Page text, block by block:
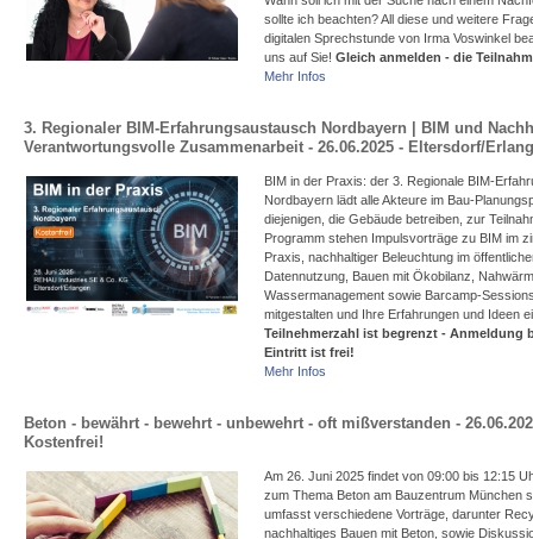
sollte ich beachten? All diese und weitere
digitalen Sprechstunde von Irma Voswinkel
uns auf Sie! Gleich anmelden - die
Mehr Infos
3. Regionaler BIM-Erfahrungsaustausch Nordbayern | BIM und
Verantwortungsvolle Zusammenarbeit - 26.06.2025 - Eltersdorf/
BIM in der Praxis: der 3. Regionale BIM-
Nordbayern lädt alle Akteure im Bau-
diejenigen, die Gebäude betreiben, zur
Programm stehen Impulsvorträge zu BIM im
Praxis, nachhaltiger Beleuchtung im
Datennutzung, Bauen mit Ökobilanz,
Wassermanagement sowie Barcamp-
mitgestalten und Ihre Erfahrungen und Ideen
Teilnehmerzahl ist begrenzt - Anmeldung
Eintritt ist frei!
Mehr Infos
Beton - bewährt - bewehrt - unbewehrt - oft mißverstanden -
Kostenfrei!
Am 26. Juni 2025 findet von 09:00 bis 12:15
zum Thema Beton am Bauzentrum München
umfasst verschiedene Vorträge, darunter
nachhaltiges Bauen mit Beton, sowie